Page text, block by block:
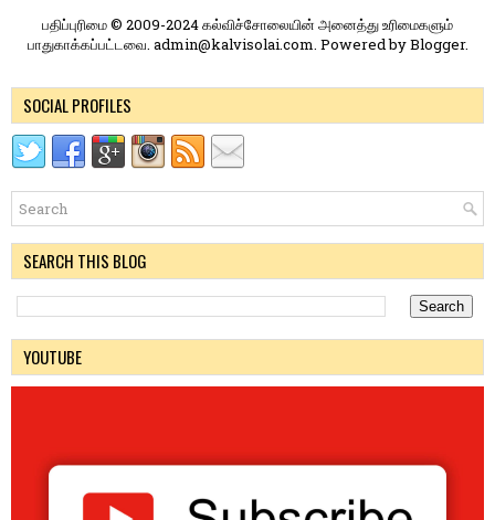
பதிப்புரிமை © 2009-2024 கல்விச்சோலையின் அனைத்து உரிமைகளும்
பாதுகாக்கப்பட்டவை. admin@kalvisolai.com. Powered byBlogger.
SOCIAL PROFILES
SEARCH THIS BLOG
YOUTUBE